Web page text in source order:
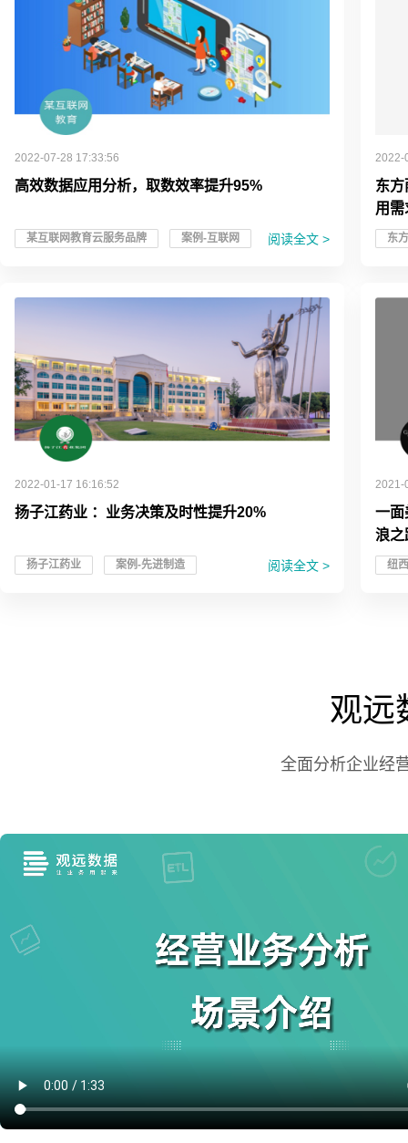
2022-07-28 17:33:56
高效数据应用分析，取数效率提升95%
某互联网教育云服务品牌 案例-互联网 阅读全文 >
2022-
东
用需
东
2022-01-17 16:16:52
扬子江药业 ：业务决策及时性提升20%
扬子江药业 案例-先进制造 阅读全文 >
2021-
一面
浪之
纽
观远
全面分析企业经